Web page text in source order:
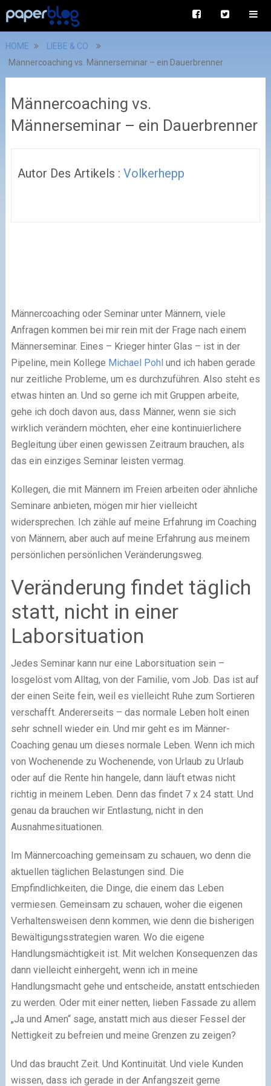
HOME
LIEBE & CO
Männercoaching vs. Männerseminar – ein Dauerbrenner
Männercoaching vs.
Männerseminar – ein Dauerbrenner
Autor Des Artikels : Volkerhepp
Männercoaching oder Seminar unter Männern, viele
Anfragen kommen bei mir rein mit der Frage nach einem
Männerseminar. Eines – Krieger hinter Glas – ist in der
Pipeline, mein Kollege Michael Pohlund ich haben gerade
nur zeitliche Probleme, um es durchzuführen. Also steht es
etwas hinten an. Und so gerne ich mit Gruppen arbeite,
gehe ich doch davon aus, dass Männer, wenn sie sich
wirklich verändern möchten, eher eine kontinuierlichere
Begleitung über einen gewissen Zeitraum brauchen, als
das ein einziges Seminar leisten vermag.
Kollegen, die mit Männern im Freien arbeiten oder ähnliche
Seminare anbieten, mögen mir hier vielleicht
widersprechen. Ich zähle auf meine Erfahrung im Coaching
von Männern, aber auch auf meine Erfahrung aus meinem
persönlichen persönlichen Veränderungsweg.
Veränderung findet täglich
statt, nicht in einer
Laborsituation
Jedes Seminar kann nur eine Laborsituation sein –
losgelöst vom Alltag, von der Familie, vom Job. Das ist auf
der einen Seite fein, weil es vielleicht Ruhe zum Sortieren
verschafft. Andererseits – das normale Leben holt einen
sehr schnell wieder ein. Und mir geht es im Männer-
Coaching genau um dieses normale Leben. Wenn ich mich
von Wochenende zu Wochenende, von Urlaub zu Urlaub
oder auf die Rente hin hangele, dann läuft etwas nicht
richtig in meinem Leben. Denn das findet 7 x 24 statt. Und
genau da brauchen wir Entlastung, nicht in den
Ausnahmesituationen.
Im Männercoaching gemeinsam zu schauen, wo denn die
aktuellen täglichen Belastungen sind. Die
Empfindlichkeiten, die Dinge, die einem das Leben
vermiesen. Gemeinsam zu schauen, woher die eigenen
Verhaltensweisen denn kommen, wie denn die bisherigen
Bewältigungsstrategien waren. Wo die eigene
Handlungsmächtigkeit ist. Mit welchen Konsequenzen das
dann vielleicht einhergeht, wenn ich in meine
Handlungsmacht gehe und entscheide, anstatt entschieden
zu werden. Oder mit einer netten, lieben Fassade zu allem
„Ja und Amen“ sage, anstatt mich aus dieser Fessel der
Nettigkeit zu befreien und meine Grenzen zu zeigen?
Und das braucht Zeit. Und Kontinuität. Und viele Kunden
wissen, dass ich gerade in der Anfangszeit gerne